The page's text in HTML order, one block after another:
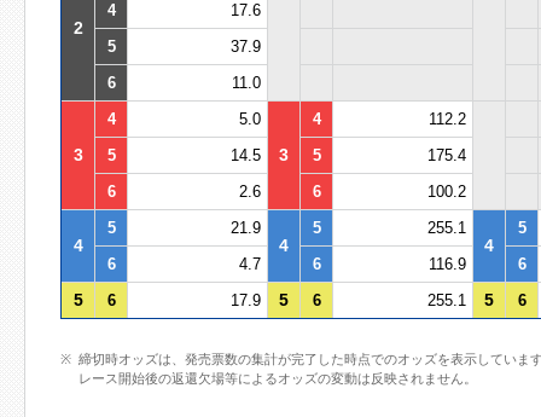
2
4
17.6
5
37.9
6
11.0
3
4 5.0
3
4
112.2
5
14.5 5
175.4
6
2.6 6 100.2
4
5 21.9
4
5 255.1
4
5
6
4.7 6 116.9 6
5 6 17.9 5 6 255.1 5 6
締切時オッズは、発売票数の集計が完了した時点でのオッズを表示していま
レース開始後の返還欠場等によるオッズの変動は反映されません。